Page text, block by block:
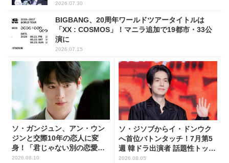
2026.07.30
BIGBANG、20周年ワールドツアータイトルは
「XX : COSMOS」！マニラ追加で19都市・33公
演に
2026.07.15
ソ・ガンジュン、アン・ウン
ジンと交際10年の恋人に変
身！「君じゃない別の恋愛」
でロマンス復帰
2026.08.10
ソ・ジソブからイ・ドンウク
へ首位バトンタッチ！7月第5
週 韓ドラ出演者 話題性トップ
5
2026.08.05